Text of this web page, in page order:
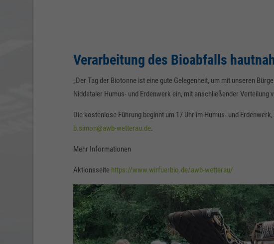
Verarbeitung des Bioabfalls
„Der Tag der Biotonne ist eine gute Gelegenheit, um mit unseren
Niddataler Humus- und Erdenwerk ein, mit anschließender
Die kostenlose Führung beginnt um 17 Uhr im Humus- und
b.simon@awb-wetterau.de.
Mehr Informationen
Aktionsseite https://www.wirfuerbio.de/awb-wetterau/